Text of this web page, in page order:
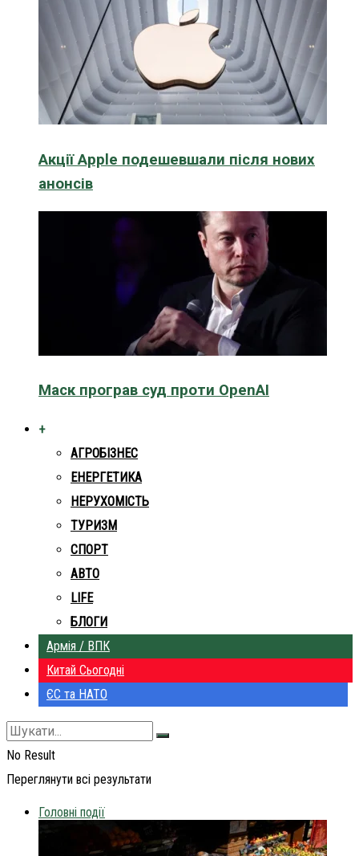
Акції Apple подешевшали після нових
анонсів
Маск програв суд проти OpenAI
+
АГРОБІЗНЕС
ЕНЕРГЕТИКА
НЕРУХОМІСТЬ
ТУРИЗМ
СПОРТ
АВТО
LIFE
БЛОГИ
Армія / ВПК
Китай Сьогодні
ЄС та НАТО
No Result
Переглянути всі результати
Головні події